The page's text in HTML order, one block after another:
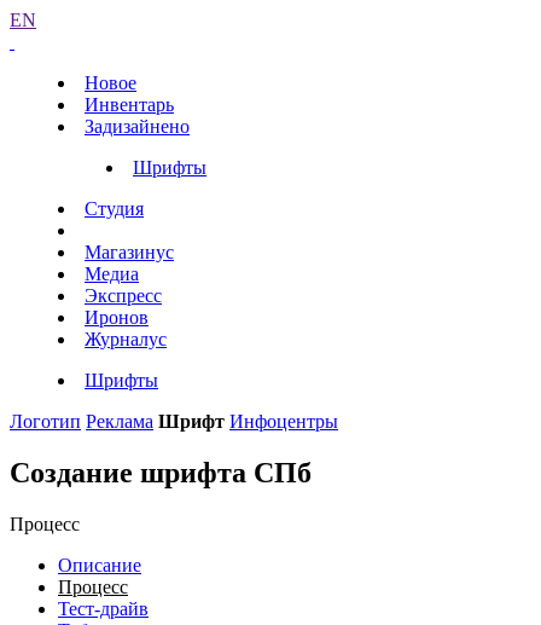
EN
Новое
Инвентарь
Задизайнено
Шрифты
Студия
Магазинус
Медиа
Экспресс
Иронов
Журналус
Шрифты
Логотип Реклама Шрифт Инфоцентры
Создание шрифта СПб
Процесс
Описание
Процесс
Тест-драйв